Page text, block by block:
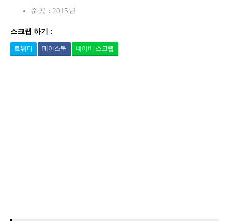
준공 : 2015년
스크랩 하기 :
트위터 페이스북 네이버 스크랩